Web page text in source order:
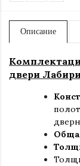
Описание
двери